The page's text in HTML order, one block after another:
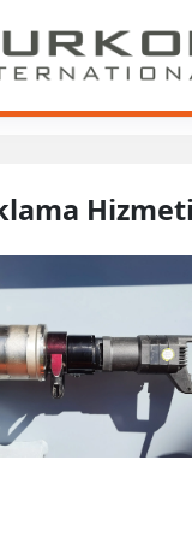
Hizmeti